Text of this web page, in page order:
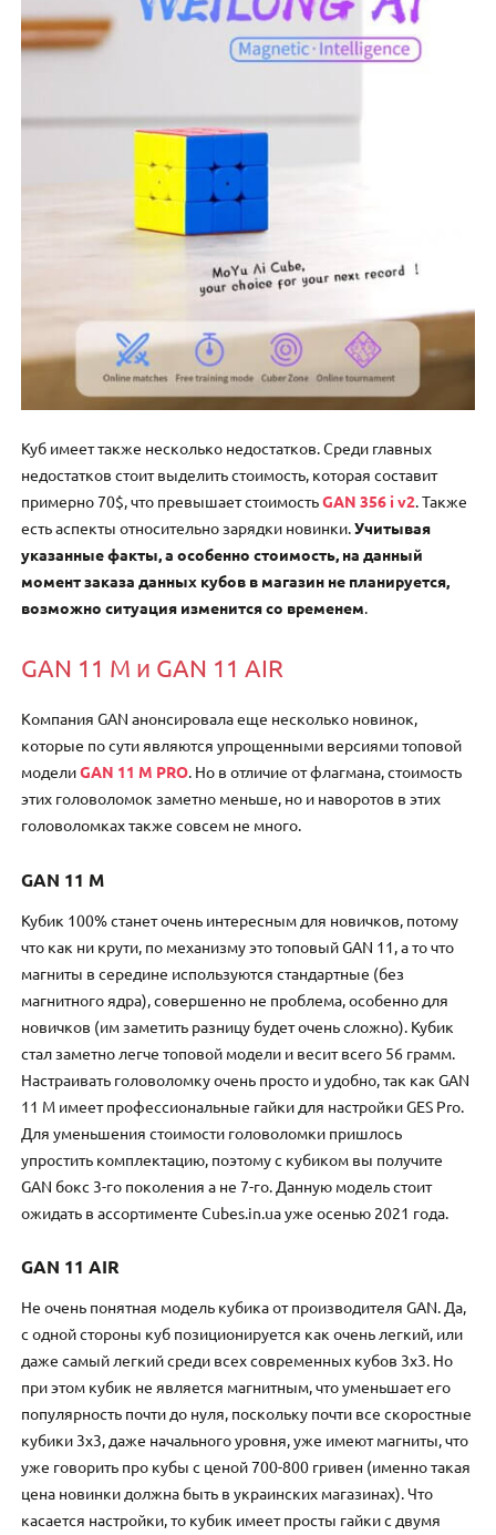
Куб имеет также несколько недостатков. Среди главных
недостатков стоит выделить стоимость, которая составит
примерно 70$, что превышает стоимостьGAN 356 i v2. Также
есть аспекты относительно зарядки новинки.Учитывая
указанные факты, а особенно стоимость, на данный
момент заказа данных кубов в магазин не планируется,
возможно ситуация изменится со временем.
GAN 11 M и GAN 11 AIR
Компания GAN анонсировала еще несколько новинок,
которые по сути являются упрощенными версиями топовой
моделиGAN 11 M PRO. Но в отличие от флагмана, стоимость
этих головоломок заметно меньше, но и наворотов в этих
головоломках также совсем не много.
GAN 11 M
Кубик 100% станет очень интересным для новичков, потому
что как ни крути, по механизму это топовый GAN 11, а то что
магниты в середине используются стандартные (без
магнитного ядра), совершенно не проблема, особенно для
новичков (им заметить разницу будет очень сложно). Кубик
стал заметно легче топовой модели и весит всего 56 грамм.
Настраивать головоломку очень просто и удобно, так как GAN
11 M имеет профессиональные гайки для настройки GES Pro.
Для уменьшения стоимости головоломки пришлось
упростить комплектацию, поэтому с кубиком вы получите
GAN бокс 3-го поколения а не 7-го. Данную модель стоит
ожидать в ассортименте Cubes.in.ua уже осенью 2021 года.
GAN 11 AIR
Не очень понятная модель кубика от производителя GAN. Да,
с одной стороны куб позиционируется как очень легкий, или
даже самый легкий среди всех современных кубов 3х3. Но
при этом кубик не является магнитным, что уменьшает его
популярность почти до нуля, поскольку почти все скоростные
кубики 3х3, даже начального уровня, уже имеют магниты, что
уже говорить про кубы с ценой 700-800 гривен (именно такая
цена новинки должна быть в украинских магазинах). Что
касается настройки, то кубик имеет просты гайки с двумя